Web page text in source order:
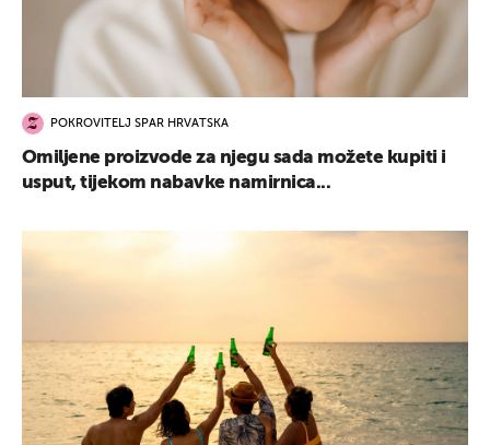
POKROVITELJ SPAR HRVATSKA
Omiljene proizvode za njegu sada možete kupiti i
usput, tijekom nabavke namirnica...